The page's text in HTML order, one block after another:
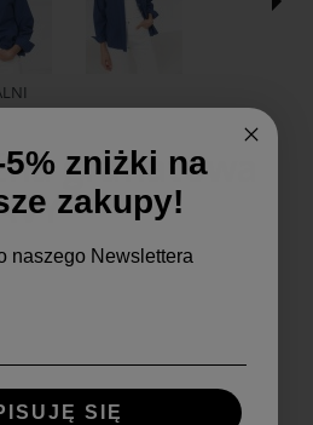
granatowa
zniżki na
zakupy!
naszego Newslettera
SIĘ